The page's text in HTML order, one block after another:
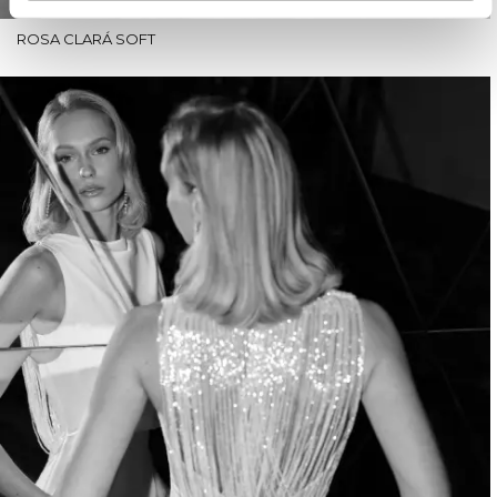
ROSA CLARÁ SOFT